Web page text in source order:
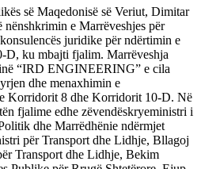
së Maqedonisë së Veriut, Dimitar
e Marrëveshjes për
juridike për ndërtimin e
ku mbajti fjalim. Marrëveshja
“IRD ENGINEERING” e cila
dhe menaxhimin e
Korridorit 8 dhe Korridorit 10-D. Në
fjalime edhe zëvendëskryeministri i
dhe Marrëdhënie ndërmjet
për Transport dhe Lidhje, Bllagoj
Transport dhe Lidhje, Bekim